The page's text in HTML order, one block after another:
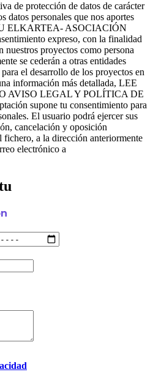
de protección de datos de carácter
datos personales que nos aportes
ELKARTEA- ASOCIACIÓN
expreso, con la finalidad
nuestros proyectos como persona
se cederán a otras entidades
el desarrollo de los proyectos en
información más detallada, LEE
AVISO LEGAL Y POLÍTICA DE
supone tu consentimiento para
El usuario podrá ejercer sus
cancelación y oposición
fichero, a la dirección anteriormente
electrónico a